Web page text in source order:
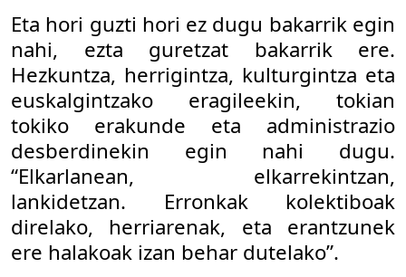
Eta hori guzti hori ez dugu bakarrik egin
nahi, ezta guretzat bakarrik ere.
Hezkuntza, herrigintza, kulturgintza eta
euskalgintzako eragileekin, tokian
tokiko erakunde eta administrazio
desberdinekin egin nahi dugu.
“Elkarlanean, elkarrekintzan,
lankidetzan. Erronkak kolektiboak
direlako, herriarenak, eta erantzunek
ere halakoak izan behar dutelako”.